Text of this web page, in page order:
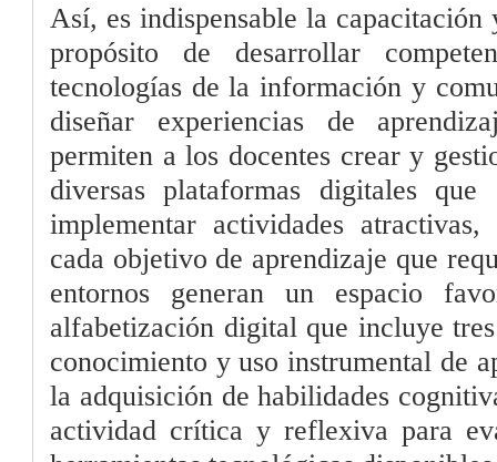
Así, es indispensable la
propósito de desarrollar
tecnologías de la información y
diseñar experiencias de
permiten a los docentes crear y
diversas plataformas digitales
implementar actividades
cada objetivo de aprendizaje que
entornos generan un espacio
alfabetización digital que incluye
conocimiento y uso instrumental de
la adquisición de habilidades
actividad crítica y reflexiva para